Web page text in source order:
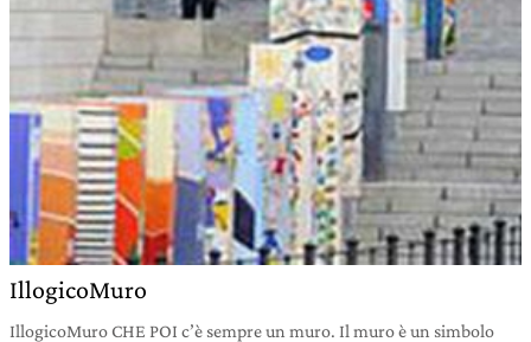
IllogicoMuro
IllogicoMuro CHE POI c’è sempre un muro. Il muro è un simbolo